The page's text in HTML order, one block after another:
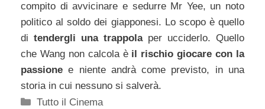
compito di avvicinare e sedurre Mr Yee, un noto
politico al soldo dei giapponesi. Lo scopo è quello
di tendergli una trappola per ucciderlo. Quello
che Wang non calcola è il rischio giocare con la
passionee niente andrà come previsto, in una
storia in cui nessuno si salverà.
Categorie
Tutto il Cinema